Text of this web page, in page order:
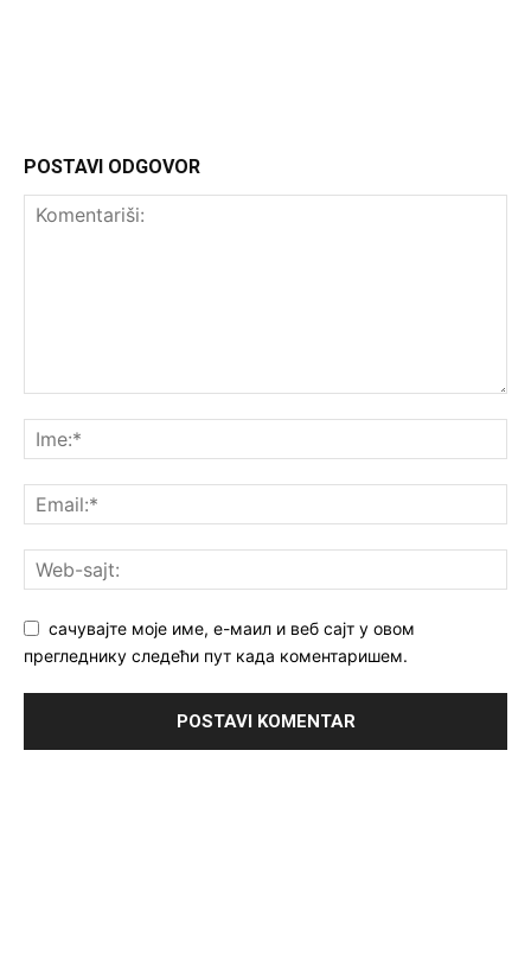
POSTAVI ODGOVOR
сачувајте моје име, е-маил и веб сајт у овом
прегледнику следећи пут када коментаришем.